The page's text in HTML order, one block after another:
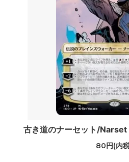
古き道のナーセット/
80円(内